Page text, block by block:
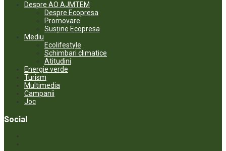
Despre AO AJMTEM
Despre Ecopresa
Promovare
Susține Ecopresa
Mediu
Ecolifestyle
Schimbari climatice
Atitudini
Energie verde
Turism
Multimedia
Campanii
Joc
Social